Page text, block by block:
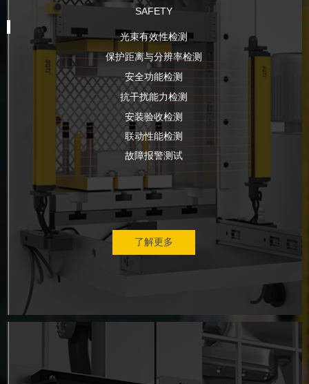
SAFETY
了解更多
光束有效性检测
保护距离与分辨率检测
安全功能检测
抗干扰能力检测
安装验收检测
联动性能检测
故障报警测试